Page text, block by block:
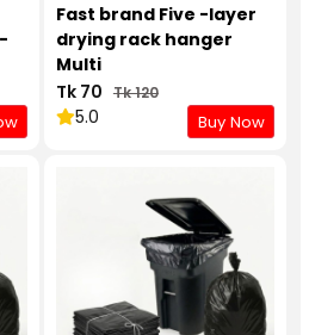
Fast brand Five -layer
drying rack hanger
Multi
pants,scarf,tie,hanging
rack
Tk 70 Tk 120
5.0 Buy Now